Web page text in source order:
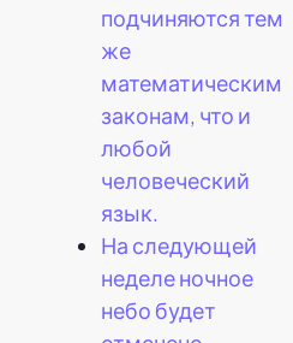
подчиняются тем
же
математическим
законам, что и
любой
человеческий
язык.
На следующей
неделе ночное
небо будет